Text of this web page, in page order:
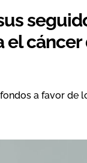
el
a favor de